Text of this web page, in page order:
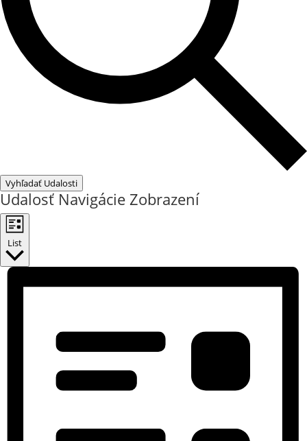
Vyhľadať Udalosti
Udalosť Navigácie Zobrazení
List